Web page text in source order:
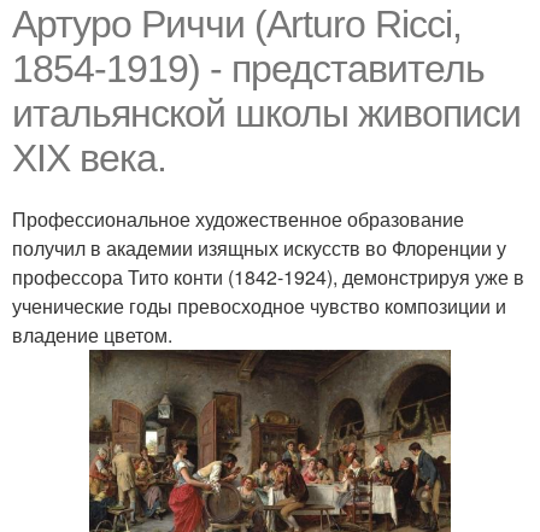
Артуро Риччи (Arturo Ricci,
1854-1919) - представитель
итальянской школы живописи
XIX века.
Профессиональное художественное образование
получил в академии изящных искусств во Флоренции у
профессора Тито конти (1842-1924), демонстрируя уже в
ученические годы превосходное чувство композиции и
владение цветом.